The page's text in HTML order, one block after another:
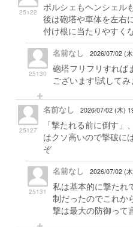
25122
ポルシェもヘンシェル
後は砲塔や車体を左右
付け根に当たりやすく
25130
名前なし 2026/07/02 (
砲塔フリフリすれば
ございます!試してみ
25127
名前なし 2026/07/02 (木)
「撃たれる前に倒す
はクソ高いので撃破に
ぞ
25131
名前なし 2026/07/02 (
私は基本的に撃たれ
制だったのでこれか
撃は最大の防御って